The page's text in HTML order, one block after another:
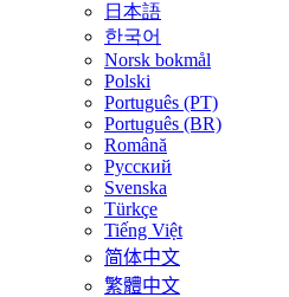
日本語
한국어
Norsk bokmål
Polski
Português (PT)
Português (BR)
Română
Русский
Svenska
Türkçe
Tiếng Việt
简体中文
繁體中文